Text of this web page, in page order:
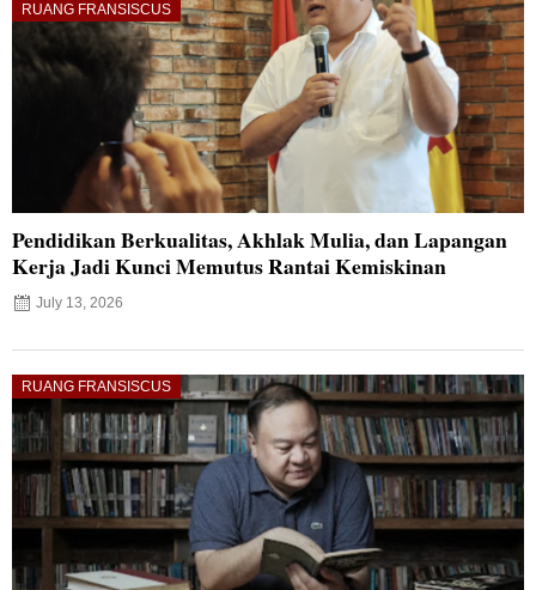
RUANG FRANSISCUS
Pendidikan Berkualitas, Akhlak Mulia, dan Lapangan
Kerja Jadi Kunci Memutus Rantai Kemiskinan
July 13, 2026
RUANG FRANSISCUS